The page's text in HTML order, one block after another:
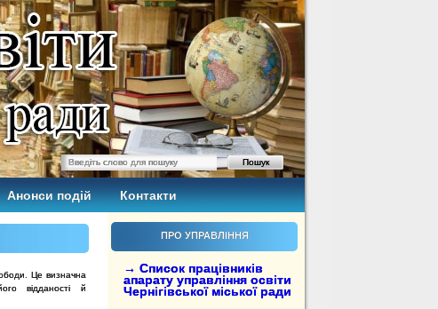
Анонси подій Контакти
ПРО УПРАВЛІННЯ
→ Список працівників
апарату управління освіти
Чернігівської міської ради
Це визначна
відданості й